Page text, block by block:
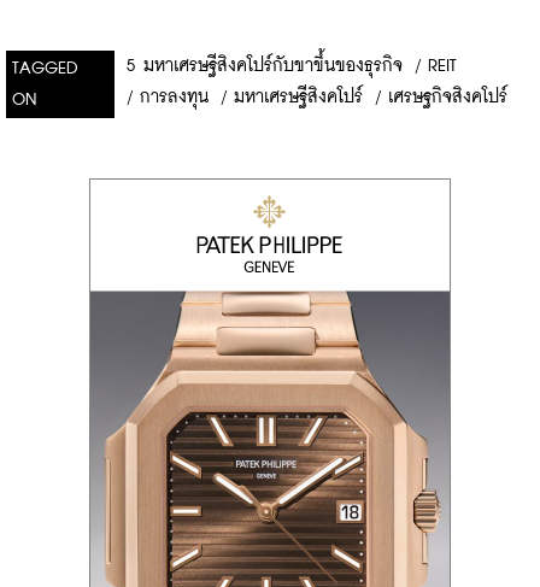
TAGGED
ON
5 มหาเศรษฐีสิงคโปร์กับขาขึ้นของธุรกิจ / REIT
/ การลงทุน / มหาเศรษฐีสิงคโปร์ / เศรษฐกิจสิงคโปร์